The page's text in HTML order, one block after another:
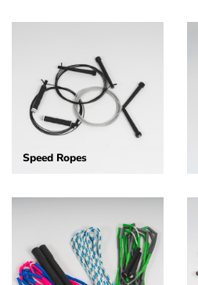
Speed Ropes